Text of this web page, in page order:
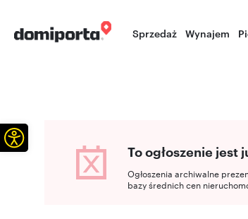
Sprzedaż Wynajem
To ogłoszenie jest
Ogłoszenia archiwalne
bazy średnich cen
Otwórz pasek narzędzi